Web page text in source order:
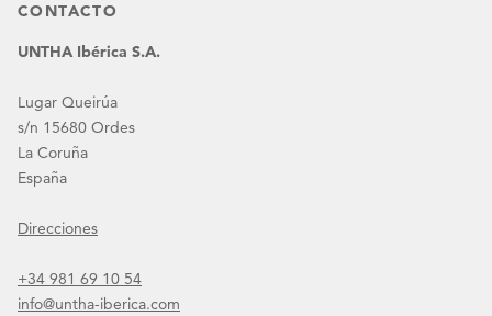
CONTACTO
UNTHA Ibérica S.A.
Lugar Queirúa
s/n 15680 Ordes
La Coruña
España
Direcciones
+34 981 69 10 54
info@untha-iberica.com